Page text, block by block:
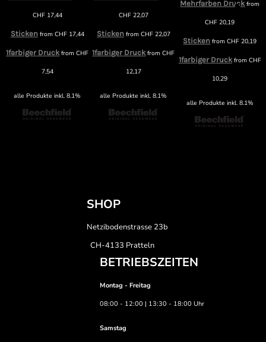
CHF17,44
Stickenfrom CHF17,44
1farbiger DruckfromCHF
7,54
alle Produkte inkl. 8.1%
CHF22,07
Stickenfrom CHF22,07
1farbiger DruckfromCHF
12,17
alle Produkte inkl. 8.1%
Mehrfarben Druckfrom
CHF 20,19
Sticken fromCHF 20,19
1farbiger Druckfrom CHF
10,29
alle Produkte inkl. 8.1%
SHOP
Netzibodenstrasse 23b
CH-4133 Pratteln
BETRIEBSZEITEN
Montag - Freitag
08:00 - 12:00 | 13:30 - 18:00 Uhr
Samstag